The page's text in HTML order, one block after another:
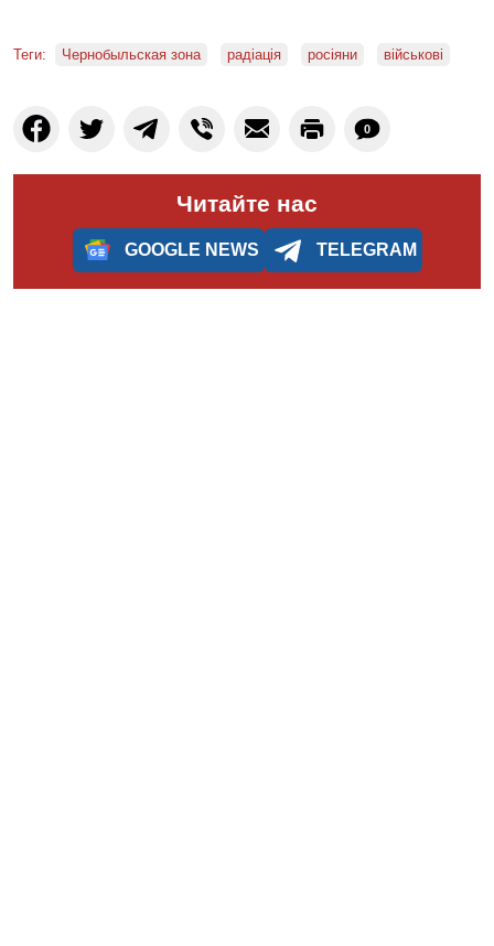
Теги: Чернобыльская зона радіація росіяни військові
0
Читайте нас
GOOGLE NEWS TELEGRAM